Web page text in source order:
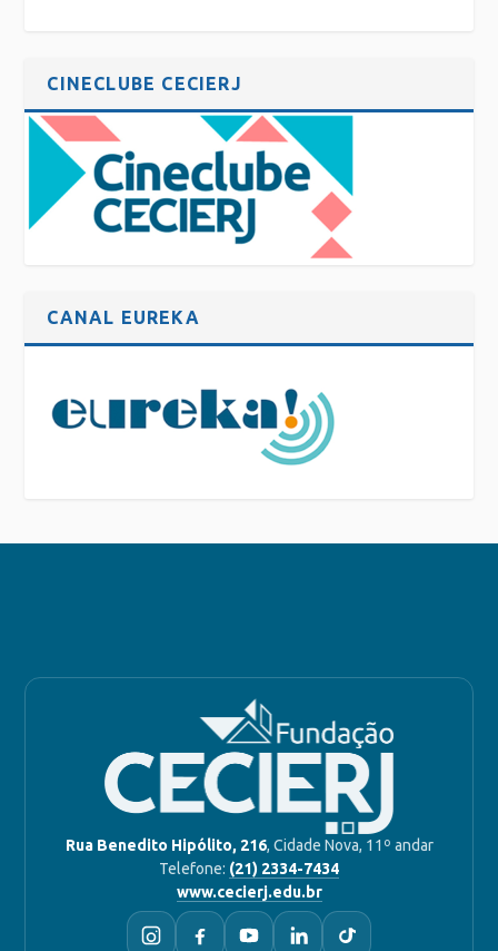
CINECLUBE CECIERJ
CANAL EUREKA
Rua Benedito Hipólito, 216, Cidade Nova, 11º andar
Telefone: (21) 2334-7434
www.cecierj.edu.br